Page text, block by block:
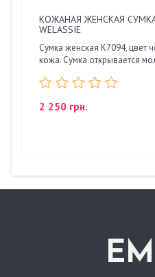
КОЖАНАЯ ЖЕНСКАЯ
WELASSIE
Сумка женская K7094, цвет
кожа. Сумка открывается
2 250 грн.